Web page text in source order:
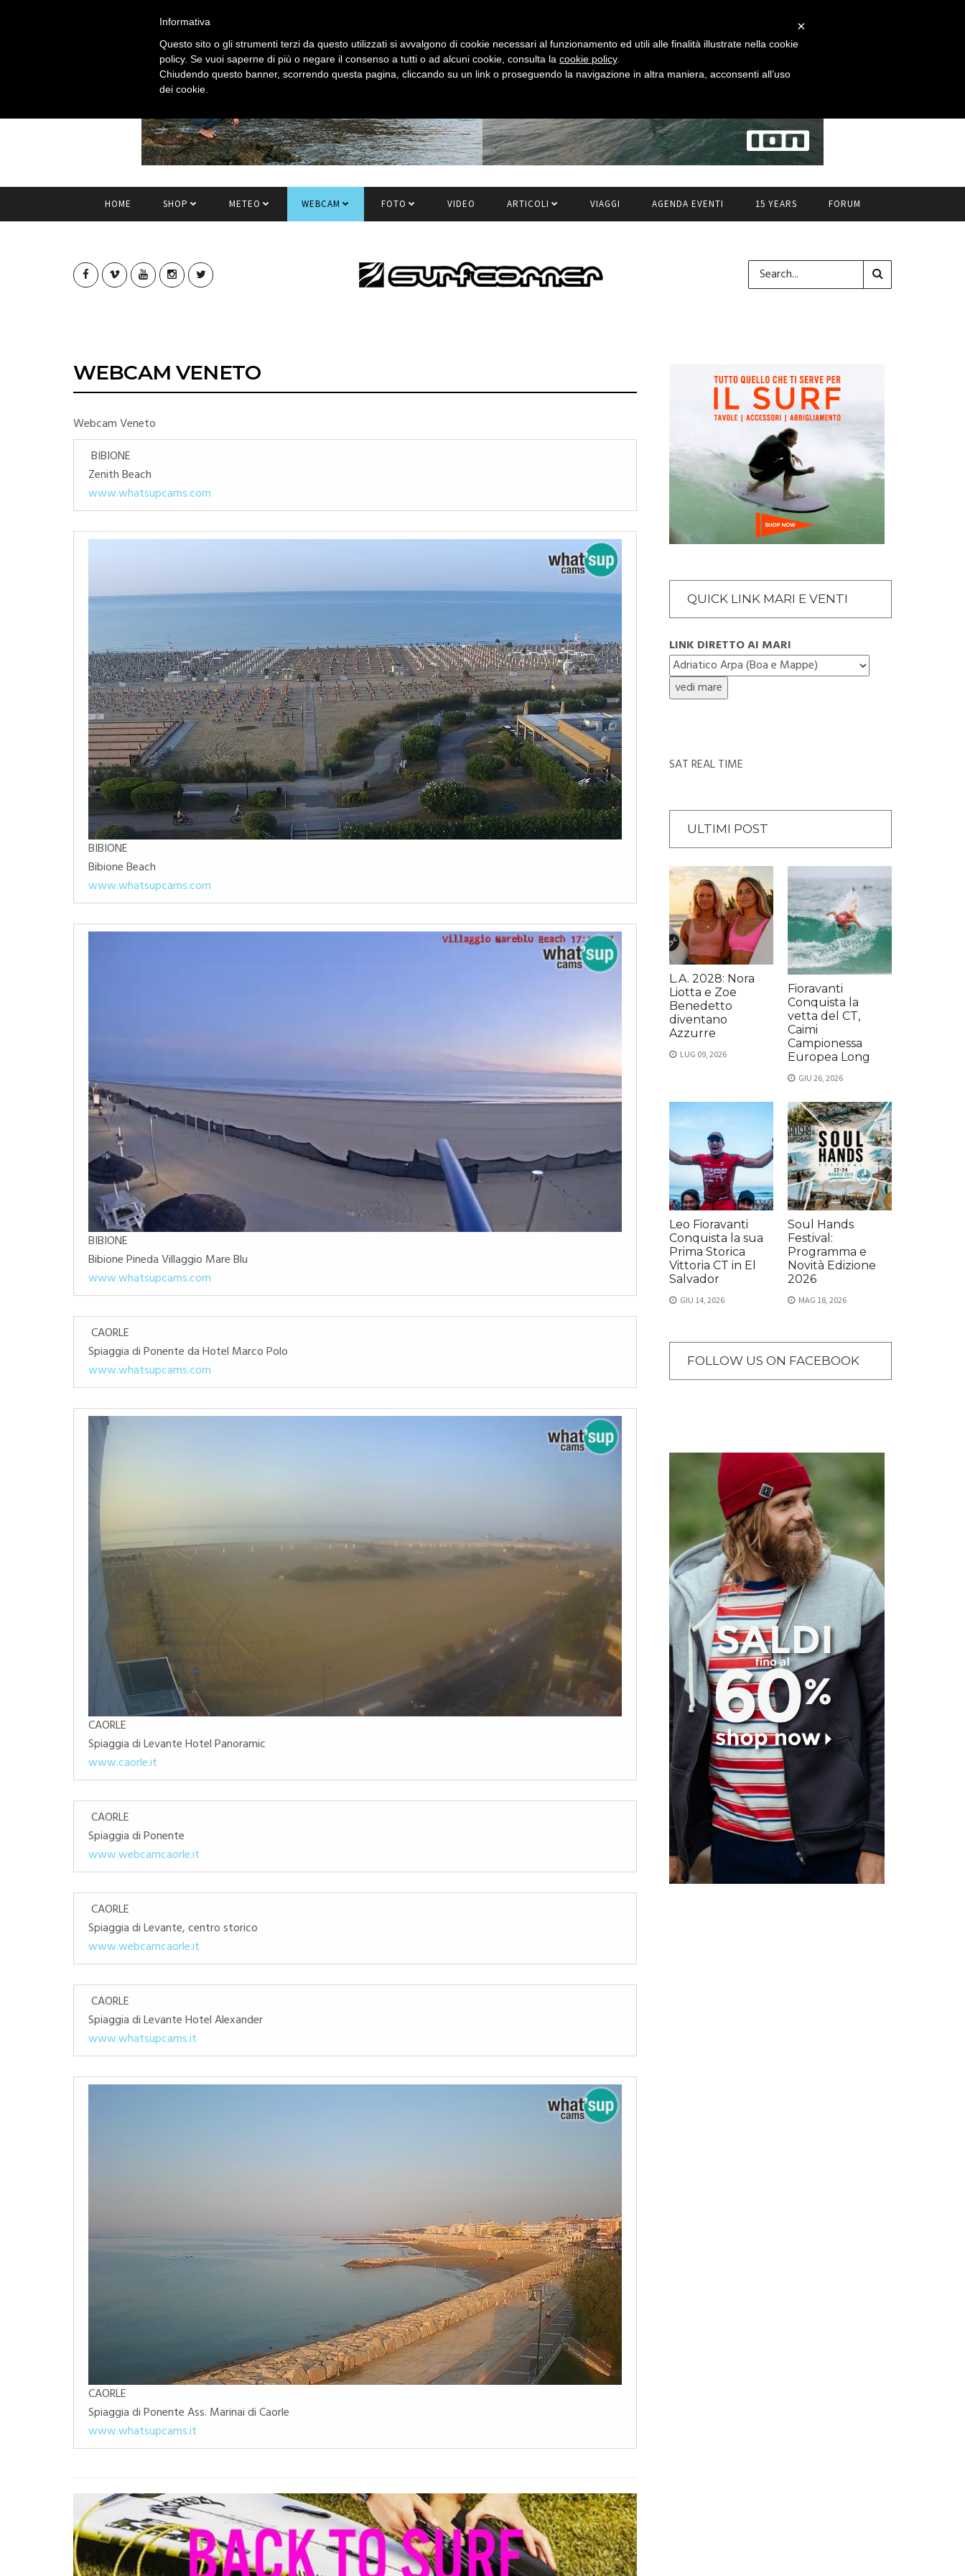
HOME SHOP METEO WEBCAM FOTO VIDEO ARTICOLI VIAGGI AGENDA EVENTI 15 YEARS FORUM
WEBCAM VENETO
Webcam Veneto
BIBIONE
Zenith Beach
www.whatsupcams.com
BIBIONE
Bibione Beach
www.whatsupcams.com
BIBIONE
Bibione Pineda Villaggio Mare Blu
www.whatsupcams.com
CAORLE
Spiaggia di Ponente da Hotel Marco Polo
www.whatsupcams.com
CAORLE
Spiaggia di Levante Hotel Panoramic
www.caorle.it
CAORLE
Spiaggia di Ponente
www.webcamcaorle.it
CAORLE
Spiaggia di Levante, centro storico
www.webcamcaorle.it
CAORLE
Spiaggia di Levante Hotel Alexander
www.whatsupcams.it
CAORLE
Spiaggia di Ponente Ass. Marinai di Caorle
www.whatsupcams.it
QUICK LINK MARI E VENTI
LINK DIRETTO AI MARI
SAT REAL TIME
ULTIMI POST
L.A. 2028: Nora
Liotta e Zoe
Benedetto
diventano
Azzurre
LUG 09, 2026
Fioravanti
Conquista la
vetta del CT,
Caimi
Campionessa
Europea Long
GIU 26, 2026
Leo Fioravanti
Conquista la sua
Prima Storica
Vittoria CT in El
Salvador
GIU 14, 2026
Soul Hands
Festival:
Programma e
Novità Edizione
2026
MAG 18, 2026
FOLLOW US ON FACEBOOK
×
Informativa
Questo sito o gli strumenti terzi da questo utilizzati si avvalgono di cookie necessari al funzionamento ed utili alle finalità illustrate nella cookie
policy. Se vuoi saperne di più o negare il consenso a tutti o ad alcuni cookie, consulta la cookie policy.
Chiudendo questo banner, scorrendo questa pagina, cliccando su un link o proseguendo la navigazione in altra maniera, acconsenti all’uso
dei cookie.